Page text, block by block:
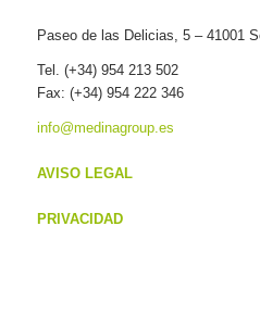
Paseo de las Delicias, 5 – 41001
Tel. (+34) 954 213 502
Fax: (+34) 954 222 346
info@medinagroup.es
AVISO LEGAL
PRIVACIDAD